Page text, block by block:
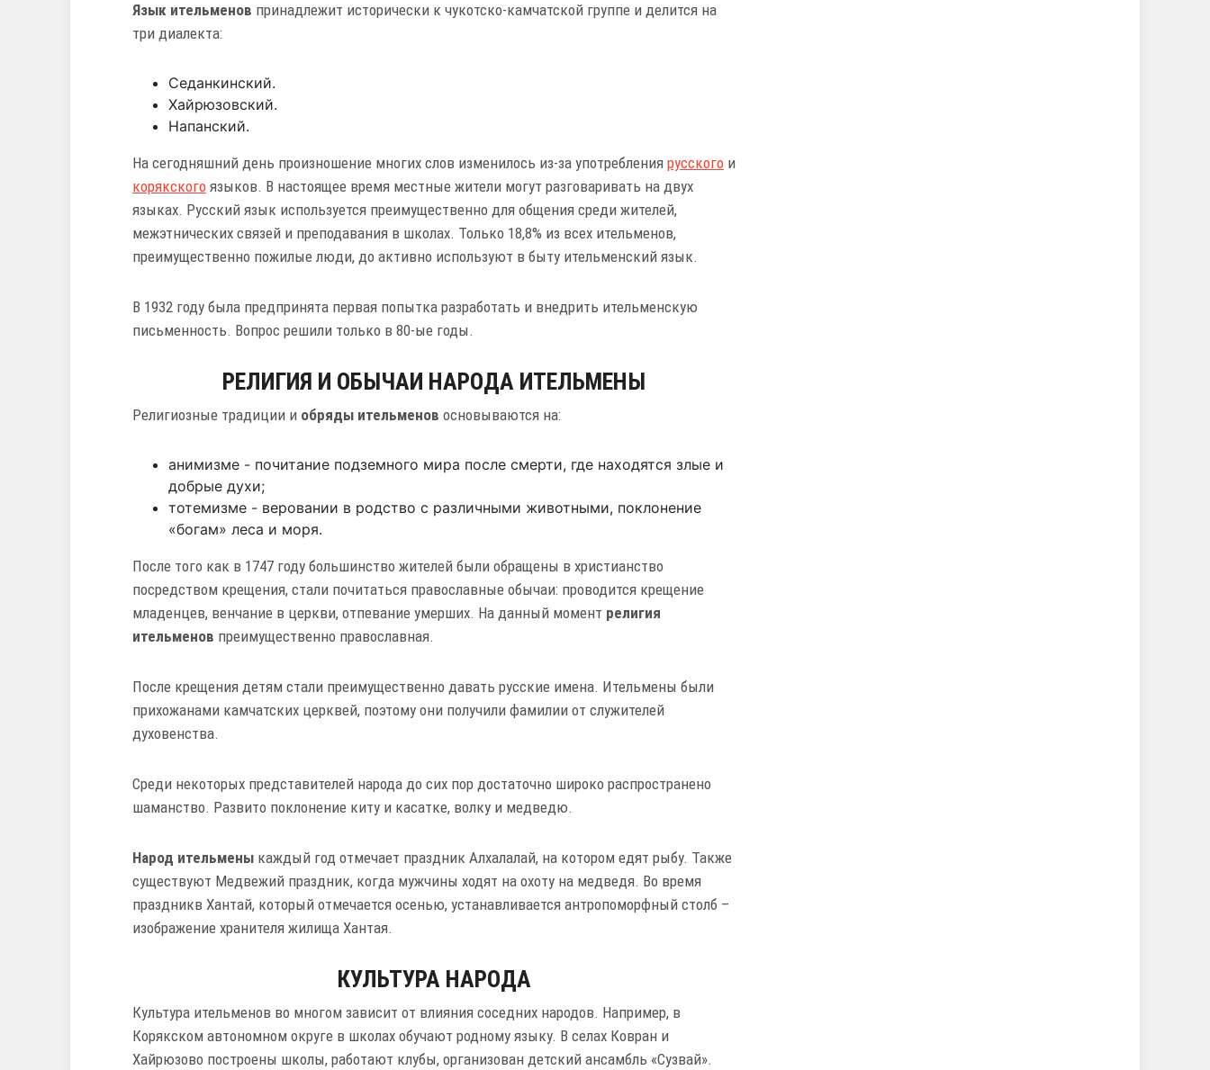
Язык ительменов принадлежит исторически к чукотско-камчатской группе и делится на
три диалекта:
Седанкинский.
Хайрюзовский.
Напанский.
На сегодняшний день произношение многих слов изменилось из-за употребления русского и
корякского языков. В настоящее время местные жители могут разговаривать на двух
языках. Русский язык используется преимущественно для общения среди жителей,
межэтнических связей и преподавания в школах. Только 18,8% из всех ительменов,
преимущественно пожилые люди, до активно используют в быту ительменский язык.
В 1932 году была предпринята первая попытка разработать и внедрить ительменскую
письменность. Вопрос решили только в 80-ые годы.
РЕЛИГИЯ И ОБЫЧАИ НАРОДА ИТЕЛЬМЕНЫ
Религиозные традиции и обряды ительменов основываются на:
анимизме - почитание подземного мира после смерти, где находятся злые и
добрые духи;
тотемизме - веровании в родство с различными животными, поклонение
«богам» леса и моря.
После того как в 1747 году большинство жителей были обращены в христианство
посредством крещения, стали почитаться православные обычаи: проводится крещение
младенцев, венчание в церкви, отпевание умерших. На данный момент религия
ительменов преимущественно православная.
После крещения детям стали преимущественно давать русские имена. Ительмены были
прихожанами камчатских церквей, поэтому они получили фамилии от служителей
духовенства.
Среди некоторых представителей народа до сих пор достаточно широко распространено
шаманство. Развито поклонение киту и касатке, волку и медведю.
Народ ительмены каждый год отмечает праздник Ал­хала­лай, на котором едят рыбу. Также
существуют Медвежий праздник, когда мужчины ходят на охоту на медведя. Во время
праздникв Хантай, который отмечается осенью, устанавливается антропоморфный столб –
изображение хранителя жилища Хантая.
КУЛЬТУРА НАРОДА
Культура ительменов во многом зависит от влияния соседних народов. Например, в
Корякском автономном округе в школах обучают родному языку. В селах Ковран и
Хайрюзово построены школы, работают клубы, организован детский ансамбль «Сузвай».